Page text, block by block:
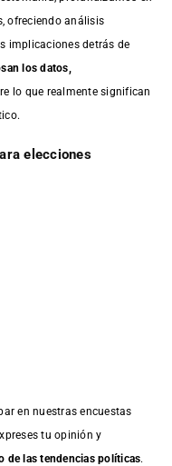
ofreciendo análisis
implicaciones detrás de
los datos,
lo que realmente significan
elecciones
en nuestras encuestas
tu opinión y
de las tendencias políticas.